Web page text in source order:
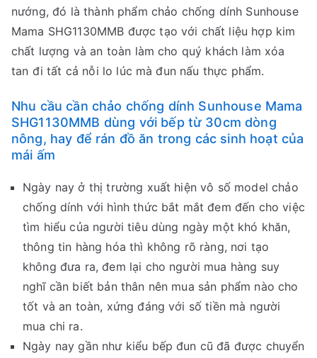
nướng, đó là thành phẩm chảo chống dính Sunhouse
Mama SHG1130MMB được tạo với chất liệu hợp kim
chất lượng và an toàn làm cho quý khách làm xóa
tan đi tất cả nỗi lo lúc mà đun nấu thực phẩm.
Nhu cầu cần chảo chống dính Sunhouse Mama
SHG1130MMB dùng với bếp từ 30cm dòng
nông, hay để rán đồ ăn trong các sinh hoạt của
mái ấm
Ngày nay ở thị trường xuất hiện vô số model chảo
chống dính với hình thức bắt mắt đem đến cho việc
tìm hiểu của người tiêu dùng ngày một khó khăn,
thông tin hàng hóa thì không rõ ràng, nơi tạo
không đưa ra, đem lại cho người mua hàng suy
nghĩ cần biết bản thân nên mua sản phẩm nào cho
tốt và an toàn, xứng đáng với số tiền mà người
mua chi ra.
Ngày nay gần như kiểu bếp đun cũ đã được chuyển